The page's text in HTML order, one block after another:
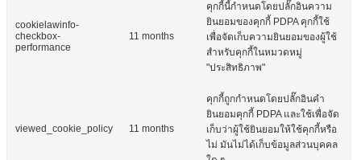
cookielawinfo-
checkbox-
performance
11 months
คุกกี้นี้กำหนดโดยปลั๊กอินความ
ยินยอมของคุกกี้ PDPA คุกกี้ใช้
เพื่อจัดเก็บความยินยอมของผู้ใช้
สำหรับคุกกี้ในหมวดหมู่
"ประสิทธิภาพ"
viewed_cookie_policy 11 months
คุกกี้ถูกกำหนดโดยปลั๊กอินคำ
ยินยอมคุกกี้ PDPA และใช้เพื่อจัด
เก็บว่าผู้ใช้ยินยอมให้ใช้คุกกี้หรือ
ไม่ มันไม่ได้เก็บข้อมูลส่วนบุคคล